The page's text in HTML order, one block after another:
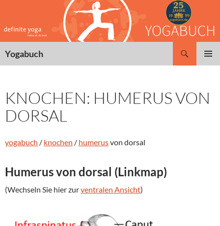
springen
Yogabuch
KNOCHEN: HUMERUS VON
DORSAL
yogabuch / knochen / humerusvon dorsal
Humerus von dorsal (Linkmap)
(Wechseln Sie hier zurventralen Ansicht)